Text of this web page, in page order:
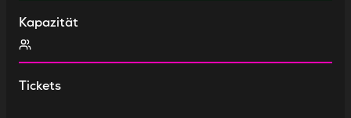
Kapazität
Tickets